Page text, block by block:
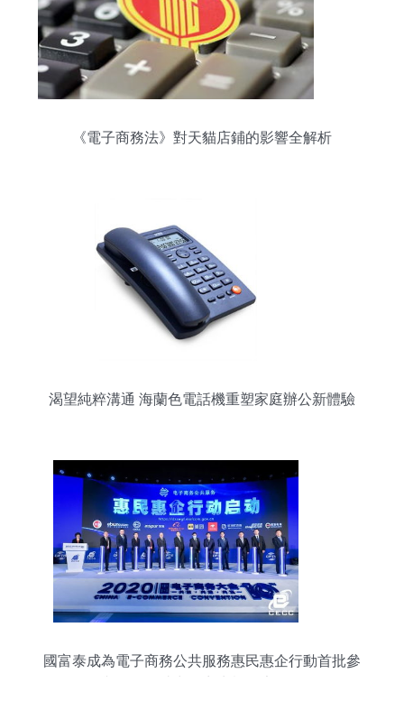
《電子商務法》對天貓店鋪的影響全解析
渴望純粹溝通 海蘭色電話機重塑家庭辦公新體驗
國富泰成為電子商務公共服務惠民惠企行動首批參